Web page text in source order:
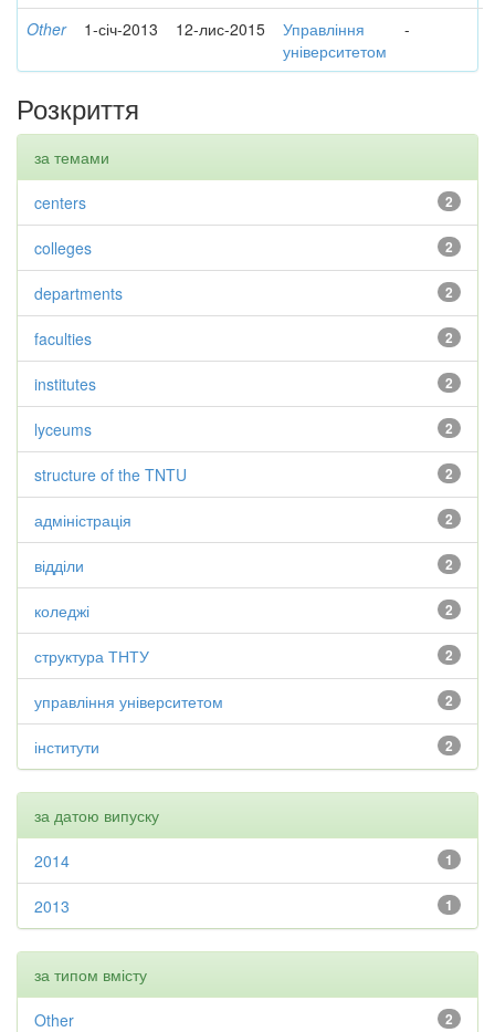
Other 1-січ-2013 12-лис-2015
Управління
університетом
-
Розкриття
за темами
2
centers
2
colleges
2
departments
2
faculties
2
institutes
2
lyceums
2
structure of the TNTU
2
адміністрація
2
відділи
2
коледжі
2
структура ТНТУ
2
управління університетом
2
інститути
за датою випуску
1
2014
1
2013
за типом вмісту
2
Other